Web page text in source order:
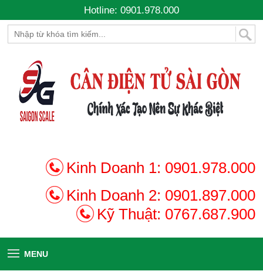
Hotline: 0901.978.000
Kinh Doanh 1: 0901.978.000
Kinh Doanh 2: 0901.897.000
Kỹ Thuật: 0767.687.900
MENU